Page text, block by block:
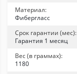
Материал:
Фибергласс
Срок гарантии (мес):
Гарантия 1 месяц
Вес (в граммах):
1180